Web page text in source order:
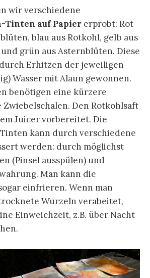
wir verschiedene
Tinten auf Papier erprobt: Rot
blau aus Rotkohl, gelb aus
grün aus Asternblüten. Diese
Erhitzen der jeweiligen
Wasser mit Alaun gewonnen.
benötigen eine kürzere
Zwiebelschalen. Den Rotkohlsaft
Juicer vorbereitet. Die
kann durch verschiedene
werden: durch möglichst
(Pinsel ausspülen) und
Man kann die
einfrieren. Wenn man
Wurzeln verabeitet,
Einweichzeit, z.B. über Nacht